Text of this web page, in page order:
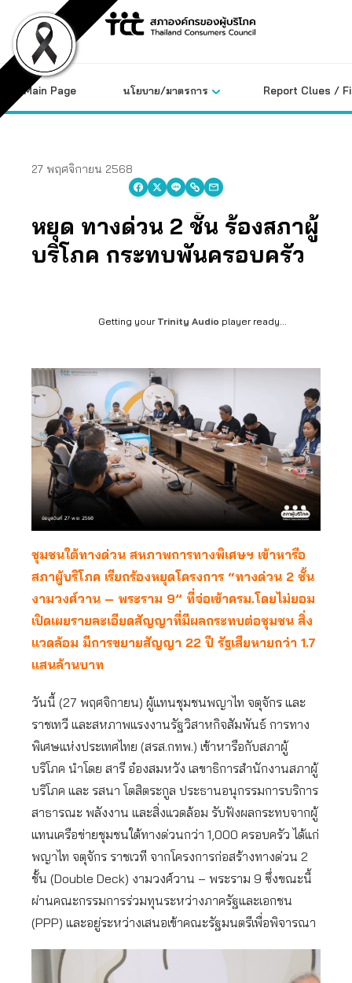
content
Main Page นโยบาย/มาตรการ Report Clues /
27 พฤศจิกายน 2568
หยุด ทางด่วน 2 ชั้น ร้องสภาผู้
บริโภค กระทบพันครอบครัว
Getting your Trinity Audio player ready...
ชุมชนใต้ทางด่วน สหภาพการทางพิเศษฯ เข้าหารือ
สภาผู้บริโภค เรียกร้องหยุดโครงการ “ทางด่วน 2 ชั้น
งามวงศ์วาน – พระราม 9” ที่จ่อเข้าครม.โดยไม่ยอม
เปิดเผยรายละเอียดสัญญาที่มีผลกระทบต่อชุมชน สิ่ง
แวดล้อม มีการขยายสัญญา 22 ปี รัฐเสียหายกว่า 1.7
แสนล้านบาท
วันนี้ (27 พฤศจิกายน) ผู้แทนชุมชนพญาไท จตุจักร และ
ราชเทวี และสหภาพแรงงานรัฐวิสาหกิจสัมพันธ์ การทาง
พิเศษแห่งประเทศไทย (สรส.กทพ.) เข้าหารือกับสภาผู้
บริโภค นำโดย สารี อ๋องสมหวัง เลขาธิการสำนักงานสภาผู้
บริโภค และ รสนา โตสิตระกูล ประธานอนุกรรมการบริการ
สาธารณะ พลังงาน และสิ่งแวดล้อม รับฟังผลกระทบจากผู้
แทนเครือข่ายชุมชนใต้ทางด่วนกว่า 1,000 ครอบครัว ได้แก่
พญาไท จตุจักร ราชเวที จากโครงการก่อสร้างทางด่วน 2
ชั้น (Double Deck) งามวงศ์วาน – พระราม 9 ซึ่งขณะนี้
ผ่านคณะกรรมการร่วมทุนระหว่างภาครัฐและเอกชน
(PPP) และอยู่ระหว่างเสนอเข้าคณะรัฐมนตรีเพื่อพิจารณา